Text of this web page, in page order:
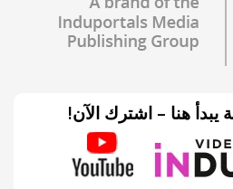
هنا – اشترك الآن!